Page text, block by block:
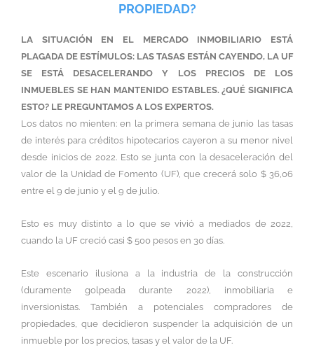
PROPIEDAD?
LA SITUACIÓN EN EL MERCADO INMOBILIARIO ESTÁ
PLAGADA DE ESTÍMULOS: LAS TASAS ESTÁN CAYENDO, LA UF
SE ESTÁ DESACELERANDO Y LOS PRECIOS DE LOS
INMUEBLES SE HAN MANTENIDO ESTABLES. ¿QUÉ SIGNIFICA
ESTO? LE PREGUNTAMOS A LOS EXPERTOS.
Los datos no mienten: en la primera semana de junio las tasas
de interés para créditos hipotecarios cayeron a su menor nivel
desde inicios de 2022. Esto se junta con la desaceleración del
valor de la Unidad de Fomento (UF), que crecerá solo $ 36,06
entre el 9 de junio y el 9 de julio.
Esto es muy distinto a lo que se vivió a mediados de 2022,
cuando la UF creció casi $ 500 pesos en 30 días.
Este escenario ilusiona a la industria de la construcción
(duramente golpeada durante 2022), inmobiliaria e
inversionistas. También a potenciales compradores de
propiedades, que decidieron suspender la adquisición de un
inmueble por los precios, tasas y el valor de la UF.